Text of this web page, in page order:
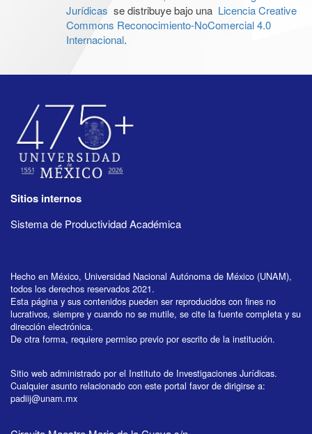
Jurídicas se distribuye bajo una Licencia Creative
Commons Reconocimiento-NoComercial 4.0
Internacional.
Sitios internos
Sistema de Productividad Académica
Hecho en México, Universidad Nacional Autónoma de México (UNAM),
todos los derechos reservados 2021.
Esta página y sus contenidos pueden ser reproducidos con fines no
lucrativos, siempre y cuando no se mutile, se cite la fuente completa y su
dirección electrónica.
De otra forma, requiere permiso previo por escrito de la institución.
Sitio web administrado por el Instituto de Investigaciones Jurídicas.
Cualquier asunto relacionado con este portal favor de dirigirse a:
padiij@unam.mx